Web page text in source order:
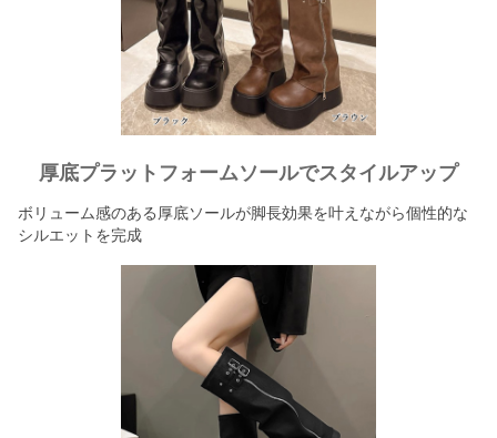
厚底プラットフォームソールでスタイルアップ
ボリューム感のある厚底ソールが脚長効果を叶えながら個性的な
シルエットを完成